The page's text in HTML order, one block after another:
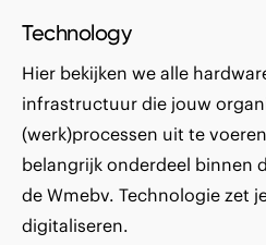
Technology
Hier bekijken we alle
infrastructuur die jouw
(werk)processen uit te
belangrijk onderdeel binnen
de Wmebv. Technologie zet
digitaliseren.